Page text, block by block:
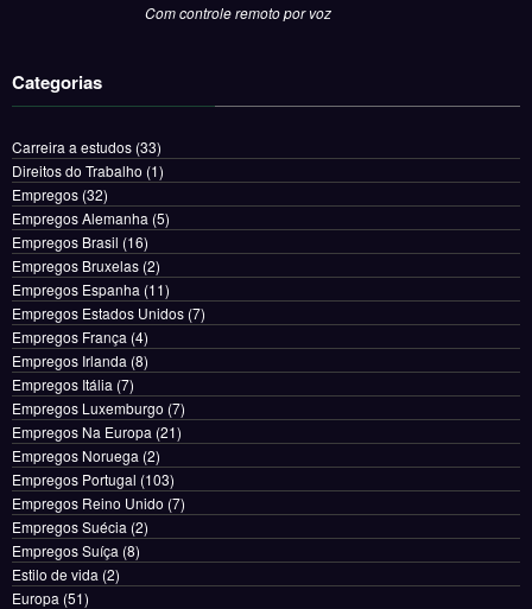
Com controle remoto por voz
Categorias
Carreira a estudos (33)
Direitos do Trabalho (1)
Empregos (32)
Empregos Alemanha (5)
Empregos Brasil (16)
Empregos Bruxelas (2)
Empregos Espanha (11)
Empregos Estados Unidos (7)
Empregos França (4)
Empregos Irlanda (8)
Empregos Itália (7)
Empregos Luxemburgo (7)
Empregos Na Europa (21)
Empregos Noruega (2)
Empregos Portugal (103)
Empregos Reino Unido (7)
Empregos Suécia (2)
Empregos Suíça (8)
Estilo de vida (2)
Europa (51)